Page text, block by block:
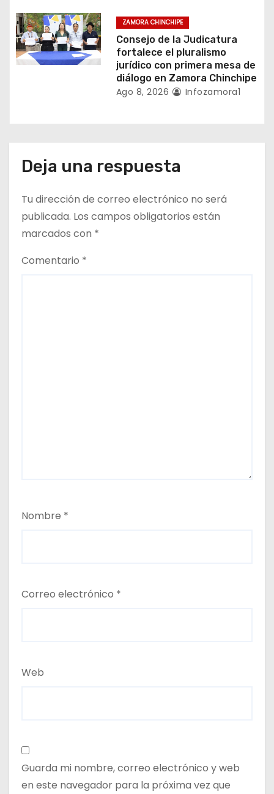
a
s
ZAMORA CHINCHIPE
Consejo de la Judicatura
fortalece el pluralismo
jurídico con primera mesa de
diálogo en Zamora Chinchipe
Ago 8, 2026 Infozamora1
Deja una respuesta
Tu dirección de correo electrónico no será
publicada. Los campos obligatorios están
marcados con *
Comentario *
Nombre *
Correo electrónico *
Web
Guarda mi nombre, correo electrónico y web
en este navegador para la próxima vez que